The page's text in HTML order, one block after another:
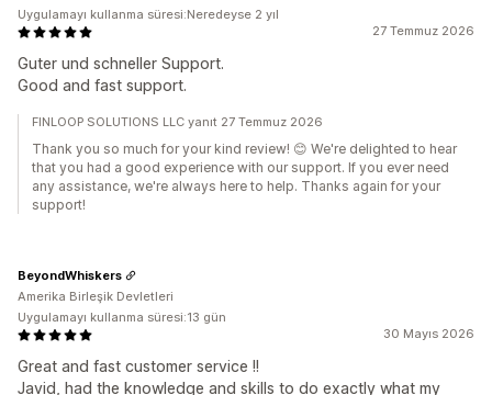
27 Temmuz 2026
Guter und schneller Support.
Good and fast support.
Uygulamayı kullanma süresi:Neredeyse 2 yıl
FINLOOP SOLUTIONS LLC yanıt 27 Temmuz 2026
Thank you so much for your kind review! 😊 We're delighted to hear
that you had a good experience with our support. If you ever need
any assistance, we're always here to help. Thanks again for your
support!
30 Mayıs 2026
Great and fast customer service !!
Javid, had the knowledge and skills to do exactly what my
BeyondWhiskers
Amerika Birleşik Devletleri
Uygulamayı kullanma süresi:13 gün